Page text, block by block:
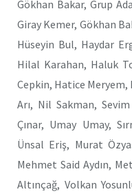
Gökhan Bakar, Grup
Giray Kemer, Gökhan
Hüseyin Bul, Haydar
Hilal Karahan, Haluk
Cepkin, Hatice
Arı, Nil Sakman,
Çınar, Umay Umay,
Ünsal Eriş, Murat
Mehmet Said Aydın,
Altınçağ, Volkan